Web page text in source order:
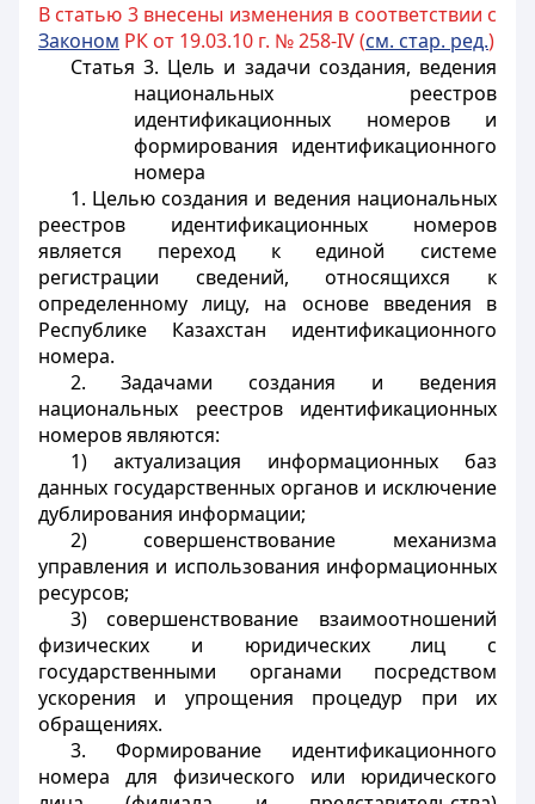
В статью 3 внесены изменения в соответствии с
Законом РК от 19.03.10 г. № 258-IV (см. стар. ред.)
Статья 3. Цель и задачи создания, ведения
национальных реестров
идентификационных номеров и
формирования идентификационного
номера
1. Целью создания и ведения национальных
реестров идентификационных номеров
является переход к единой системе
регистрации сведений, относящихся к
определенному лицу, на основе введения в
Республике Казахстан идентификационного
номера.
2. Задачами создания и ведения
национальных реестров идентификационных
номеров являются:
1) актуализация информационных баз
данных государственных органов и исключение
дублирования информации;
2) совершенствование механизма
управления и использования информационных
ресурсов;
3) совершенствование взаимоотношений
физических и юридических лиц с
государственными органами посредством
ускорения и упрощения процедур при их
обращениях.
3. Формирование идентификационного
номера для физического или юридического